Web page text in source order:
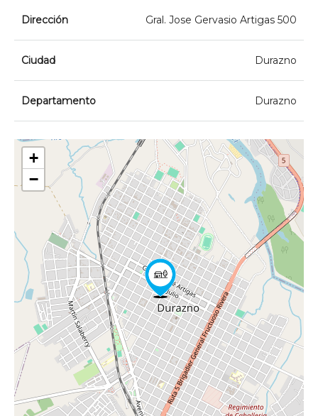
Dirección Gral. Jose Gervasio Artigas 500
Ciudad Durazno
Departamento Durazno
+
−